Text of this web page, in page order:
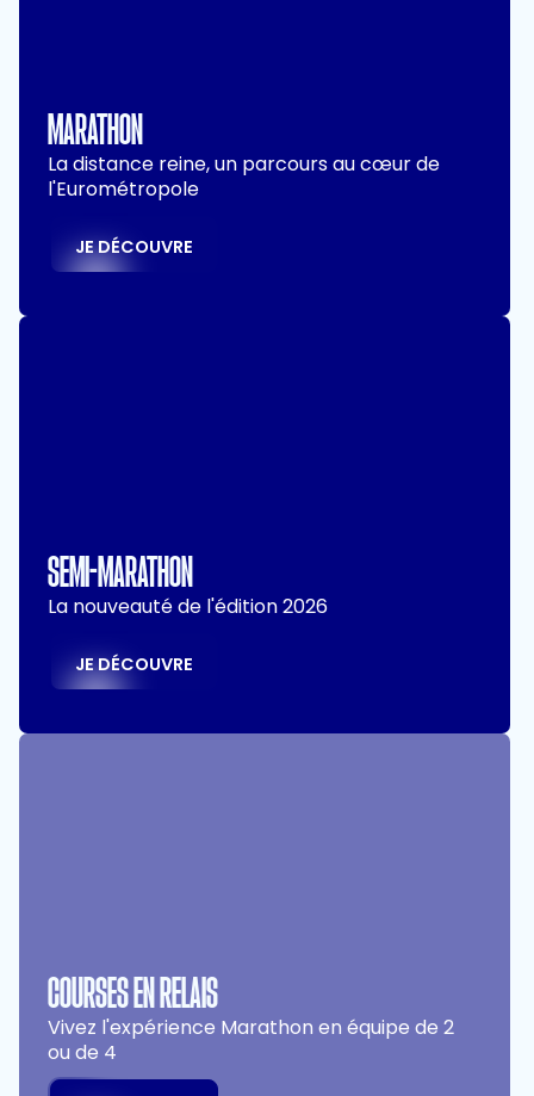
MARATHON
La distance reine, un parcours au cœur de
l'Eurométropole
JE DÉCOUVRE
SEMI-MARATHON
La nouveauté de l'édition 2026
JE DÉCOUVRE
COURSES EN RELAIS
Vivez l'expérience Marathon en équipe de 2
ou de 4